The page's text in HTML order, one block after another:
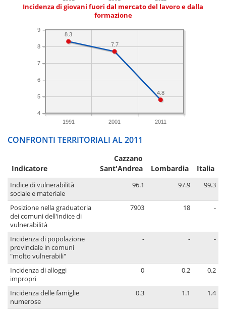
Incidenza di giovani fuori dal mercato del lavoro e dalla
formazione
1991 2001 2011
4
5
6
7
8
9
4.8
7.7
8.3
CONFRONTI TERRITORIALI AL 2011
Indicatore
Cazzano
Sant'Andrea
Lombardia Italia
Indice di vulnerabilità
sociale e materiale
96.1 97.9 99.3
Posizione nella graduatoria
dei comuni dell'indice di
vulnerabilità
7903 18 -
Incidenza di popolazione
provinciale in comuni
"molto vulnerabili"
- - -
Incidenza di alloggi
impropri
0 0.2 0.2
Incidenza delle famiglie
numerose
0.3 1.1 1.4